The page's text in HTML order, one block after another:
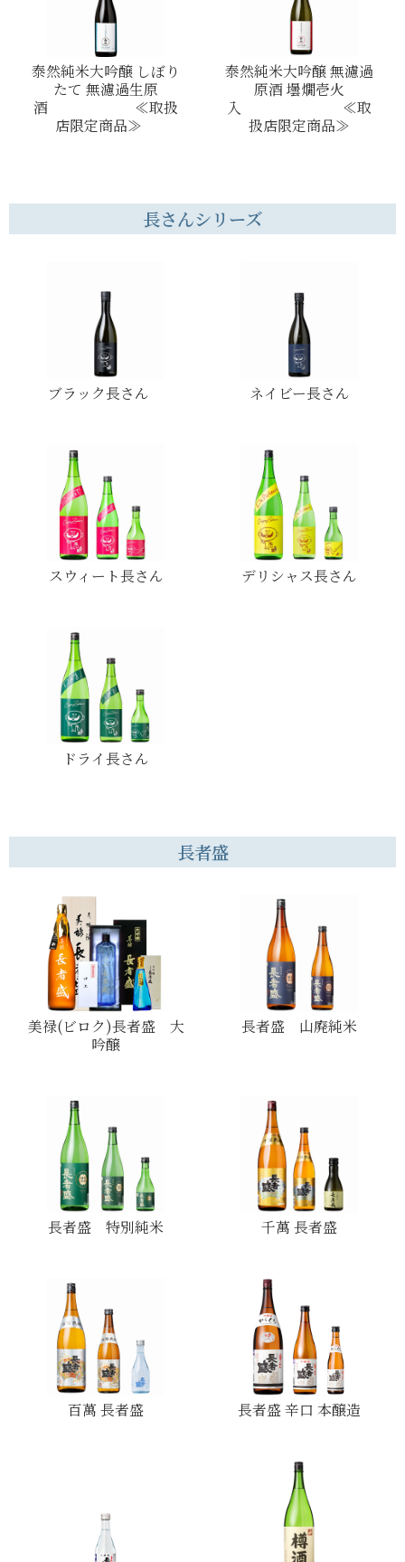
泰然純米大吟醸 しぼり
たて 無濾過生原
酒 ≪取扱
店限定商品≫
泰然純米大吟醸 無濾過
原酒 壜燗壱火
入 ≪取
扱店限定商品≫
長さんシリーズ
ブラック長さん ネイビー長さん
スウィート長さん デリシャス長さん
ドライ長さん
長者盛
美禄(ビロク)長者盛 大
吟醸
長者盛 山廃純米
長者盛 特別純米 千萬 長者盛
百萬 長者盛 長者盛 辛口 本醸造